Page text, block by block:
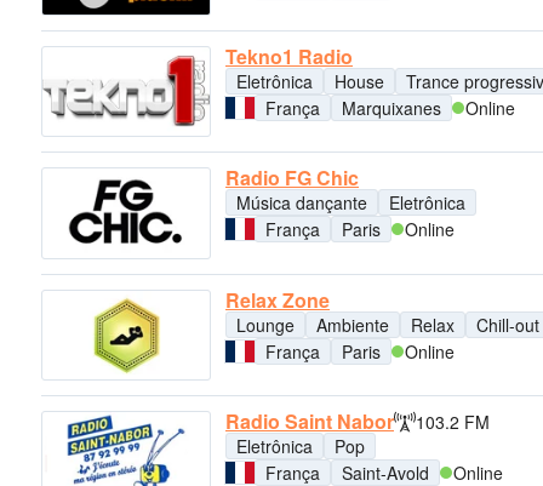
Tekno1 Radio
Eletrônica House
Trance
França
Marquixanes Online
Radio FG Chic
Música dançante
Eletrônica
França
Paris Online
Relax Zone
Lounge Ambiente Relax
Chill-out
França
Paris Online
Radio Saint Nabor
103.2 FM
Eletrônica
Pop
França
Saint-Avold Online